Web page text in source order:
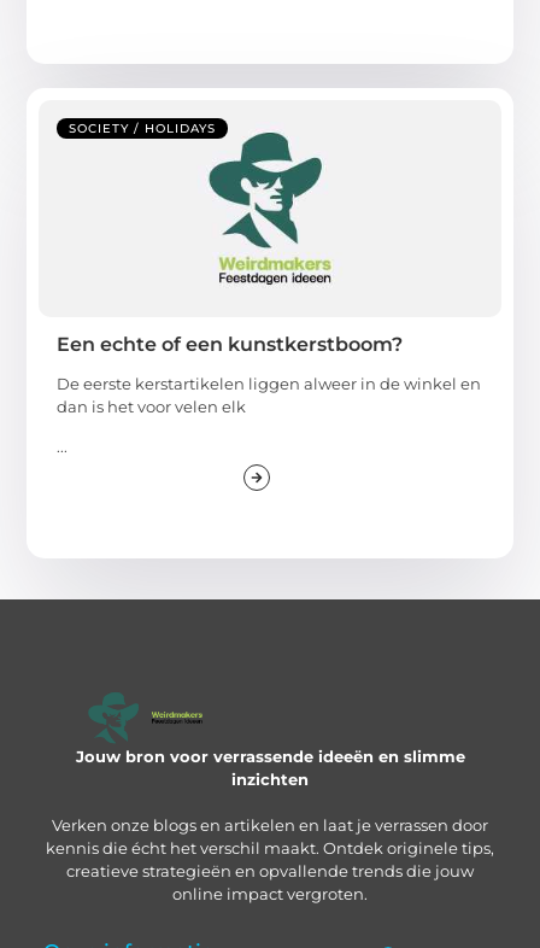
SOCIETY / HOLIDAYS
Een echte of een kunstkerstboom?
De eerste kerstartikelen liggen alweer in de winkel en
dan is het voor velen elk
...
Jouw bron voor verrassende ideeën en slimme
inzichten
Verken onze blogs en artikelen en laat je verrassen door
kennis die écht het verschil maakt. Ontdek originele tips,
creatieve strategieën en opvallende trends die jouw
online impact vergroten.